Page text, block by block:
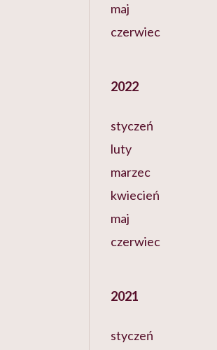
maj
czerwiec
2022
styczeń
luty
marzec
kwiecień
maj
czerwiec
2021
styczeń